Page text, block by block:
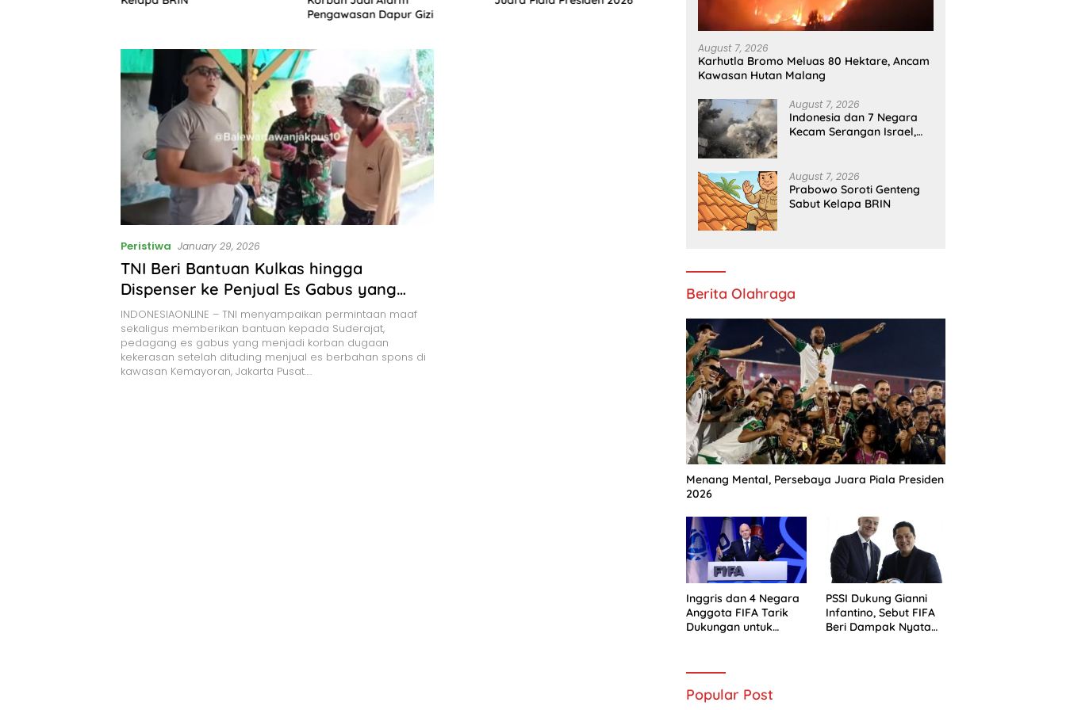
Pengawasan Dapur Gizi
Peristiwa January 29, 2026
TNI Beri Bantuan Kulkas hingga
Dispenser ke Penjual Es Gabus yang
Sempat Diinterogasi Tentara dan Polisi
INDONESIAONLINE – TNI menyampaikan permintaan maaf
sekaligus memberikan bantuan kepada Suderajat,
pedagang es gabus yang menjadi korban dugaan
kekerasan setelah dituding menjual es berbahan spons di
kawasan Kemayoran, Jakarta Pusat….
August 7, 2026
Karhutla Bromo Meluas 80 Hektare, Ancam
Kawasan Hutan Malang
August 7, 2026
Indonesia dan 7 Negara
Kecam Serangan Israel,
August 7, 2026
Prabowo Soroti Genteng
Sabut Kelapa BRIN
Berita Olahraga
Menang Mental, Persebaya Juara Piala Presiden
2026
Inggris dan 4 Negara
Anggota FIFA Tarik
Dukungan untuk
PSSI Dukung Gianni
Infantino, Sebut FIFA
Beri Dampak Nyata
Popular Post